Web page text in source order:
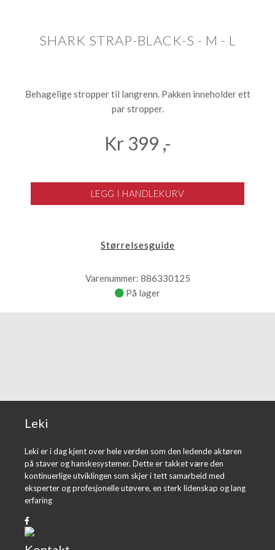
SHARK STRAP-BLACK-S - M - L
Behagelige stropper til langrenn. Pakken inneholder ett
par stropper.
Kr 399 ,-
LEGG I HANDLEKURV
Størrelsesguide
Varenummer: 886330125
På lager
Leki
Leki er i dag kjent over hele verden som den ledende aktøren
på staver og hanskesystemer. Dette er takket være den
kontinuerlige utviklingen som skjer i tett samarbeid med
eksperter og profesjonelle utøvere, en sterk lidenskap og lang
erfaring